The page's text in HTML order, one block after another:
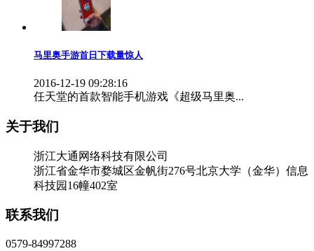
马里奥手游首日下载量惊人
2016-12-19 09:28:16
任天堂的首款智能手机游戏《超级马里奥...
关于我们
浙江大通网络科技有限公司
浙江省金华市婺城区金帆街276号北京大学（金华）信息
科技园16幢402室
联系我们
0579-84997288